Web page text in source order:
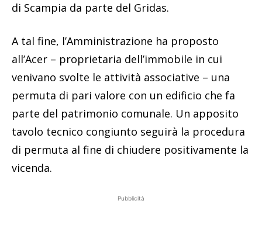
di Scampia da parte del Gridas.
A tal fine, l’Amministrazione ha proposto
all’Acer – proprietaria dell’immobile in cui
venivano svolte le attività associative – una
permuta di pari valore con un edificio che fa
parte del patrimonio comunale. Un apposito
tavolo tecnico congiunto seguirà la procedura
di permuta al fine di chiudere positivamente la
vicenda.
Pubblicità